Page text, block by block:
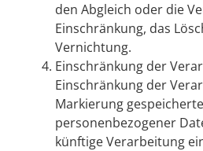
den Abgleich oder die
Einschränkung, das
Vernichtung.
Einschränkung der
Einschränkung der
Markierung
personenbezogener
künftige Verarbeitung